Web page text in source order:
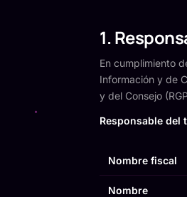
1.
En cumplimiento
Información y de
y del Consejo
Responsable del
Nombre fiscal
Nombre